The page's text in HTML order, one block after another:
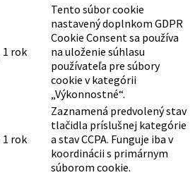
1 rok
Tento súbor cookie
nastavený doplnkom GDPR
Cookie Consent sa používa
na uloženie súhlasu
používateľa pre súbory
cookie v kategórii
„Výkonnostné“.
1 rok
Zaznamená predvolený stav
tlačidla príslušnej kategórie
a stav CCPA. Funguje iba v
koordinácii s primárnym
súborom cookie.